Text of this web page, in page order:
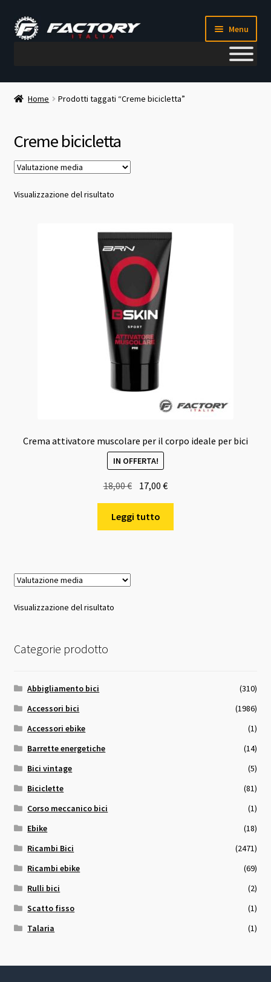
Vai
alla
Vai
al
Menu
Il mio account
Chi siamo
Corso meccanico bici
Home Prodotti taggati “Creme bicicletta”
Creme bicicletta
Visualizzazione del risultato
Crema attivatore muscolare per il corpo ideale per bici
IN OFFERTA!
18,00€
originale
era:
17,00€Il
è:
Leggi tutto
Visualizzazione del risultato
Categorie prodotto
Abbigliamento bici
(310)
Accessori bici
(1986)
Accessori ebike
(1)
Barrette energetiche
(14)
Bici vintage
(5)
Biciclette
(81)
Corso meccanico bici
(1)
Ebike
(18)
Ricambi Bici
(2471)
Ricambi ebike
(69)
Rulli bici
(2)
Scatto fisso
(1)
Talaria
(1)